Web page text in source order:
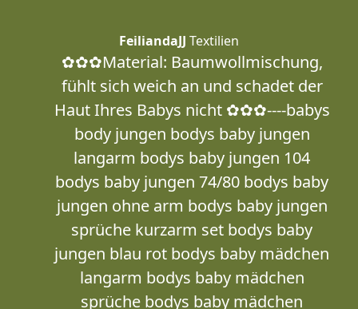
FeiliandaJJ Textilien
✿✿✿Material: Baumwollmischung,
fühlt sich weich an und schadet der
Haut Ihres Babys nicht ✿✿✿----babys
body jungen bodys baby jungen
langarm bodys baby jungen 104
bodys baby jungen 74/80 bodys baby
jungen ohne arm bodys baby jungen
sprüche kurzarm set bodys baby
jungen blau rot bodys baby mädchen
langarm bodys baby mädchen
sprüche bodys baby mädchen